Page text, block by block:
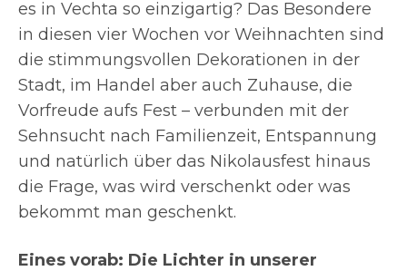
es in Vechta so einzigartig? Das Besondere
in diesen vier Wochen vor Weihnachten sind
die stimmungsvollen Dekorationen in der
Stadt, im Handel aber auch Zuhause, die
Vorfreude aufs Fest – verbunden mit der
Sehnsucht nach Familienzeit, Entspannung
und natürlich über das Nikolausfest hinaus
die Frage, was wird verschenkt oder was
bekommt man geschenkt.
Eines vorab: Die Lichter in unserer